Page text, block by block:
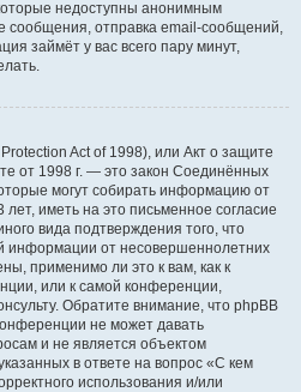
недоступны анонимным
сообщения, отправка email-сообщений,
займёт у вас всего пару минут,
Act of 1998), или Акт о защите
от 1998 г. — это закон Соединённых
могут собирать информацию от
иметь на это письменное согласие
вида подтверждения того, что
информации от несовершеннолетних
применимо ли это к вам, как к
или к самой конференции,
Обратите внимание, что phpBB
не может давать
и не является объектом
в ответе на вопрос «С кем
использования и/или